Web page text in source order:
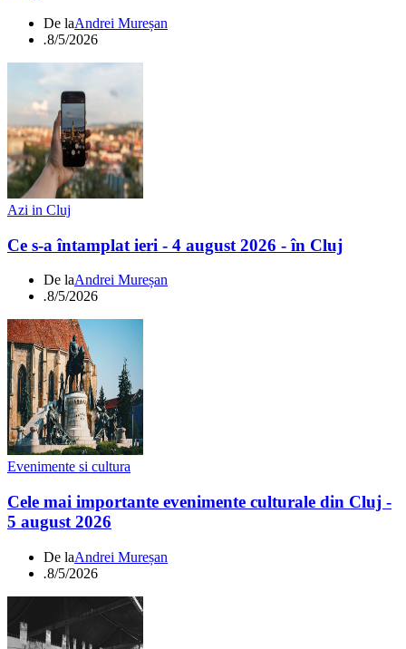
De laAndrei Mureșan
.8/5/2026
Azi in Cluj
Ce s-a întamplat ieri - 4 august 2026 - în Cluj
De laAndrei Mureșan
.8/5/2026
Evenimente si cultura
Cele mai importante evenimente culturale din Cluj -
5 august 2026
De laAndrei Mureșan
.8/5/2026